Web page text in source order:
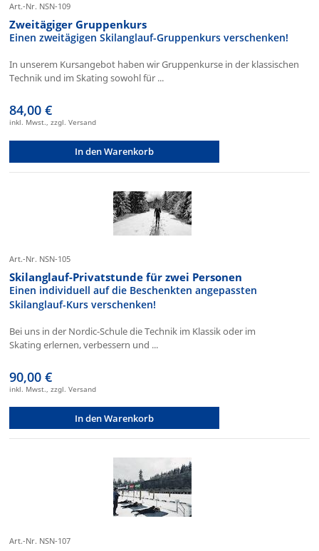
Art.-Nr. NSN-109
Zweitägiger Gruppenkurs
Einen zweitägigen Skilanglauf-Gruppenkurs verschenken!
In unserem Kursangebot haben wir Gruppenkurse in der klassischen
Technik und im Skating sowohl für ...
84,00 €
inkl. Mwst., zzgl. Versand
In den Warenkorb
Art.-Nr. NSN-105
Skilanglauf-Privatstunde für zwei Personen
Einen individuell auf die Beschenkten angepassten
Skilanglauf-Kurs verschenken!
Bei uns in der Nordic-Schule die Technik im Klassik oder im
Skating erlernen, verbessern und ...
90,00 €
inkl. Mwst., zzgl. Versand
In den Warenkorb
Art.-Nr. NSN-107